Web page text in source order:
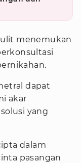
menemukan
dapat
akar
yang
dalam
pasangan